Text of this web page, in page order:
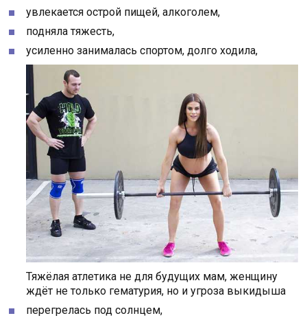
увлекается острой пищей, алкоголем,
подняла тяжесть,
усиленно занималась спортом, долго ходила,
Тяжёлая атлетика не для будущих мам, женщину
ждёт не только гематурия, но и угроза выкидыша
перегрелась под солнцем,